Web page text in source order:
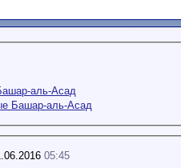
аль-Асад
Башар-аль-Асад
05:45